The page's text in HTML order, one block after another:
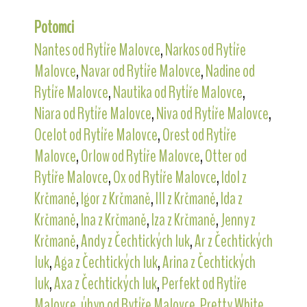
Potomci
Nantes od Rytíře Malovce,Narkos od Rytíře
Malovce,Navar od Rytíře Malovce,Nadine od
Rytíře Malovce,Nautika od Rytíře Malovce,
Niara od Rytíře Malovce,Niva od Rytíře Malovce,
Ocelot od Rytíře Malovce,Orest od Rytíře
Malovce,Orlow od Rytíře Malovce,Otter od
Rytíře Malovce,Ox od Rytíře Malovce,Idol z
Krčmaně,Igor z Krčmaně,Ill z Krčmaně,Ida z
Krčmaně,Ina z Krčmaně,Iza z Krčmaně,Jenny z
Krčmaně,Andy z Čechtických luk,Ar z Čechtických
luk,Aga z Čechtických luk,Arina z Čechtických
luk,Axa z Čechtických luk,Perfekt od Rytíře